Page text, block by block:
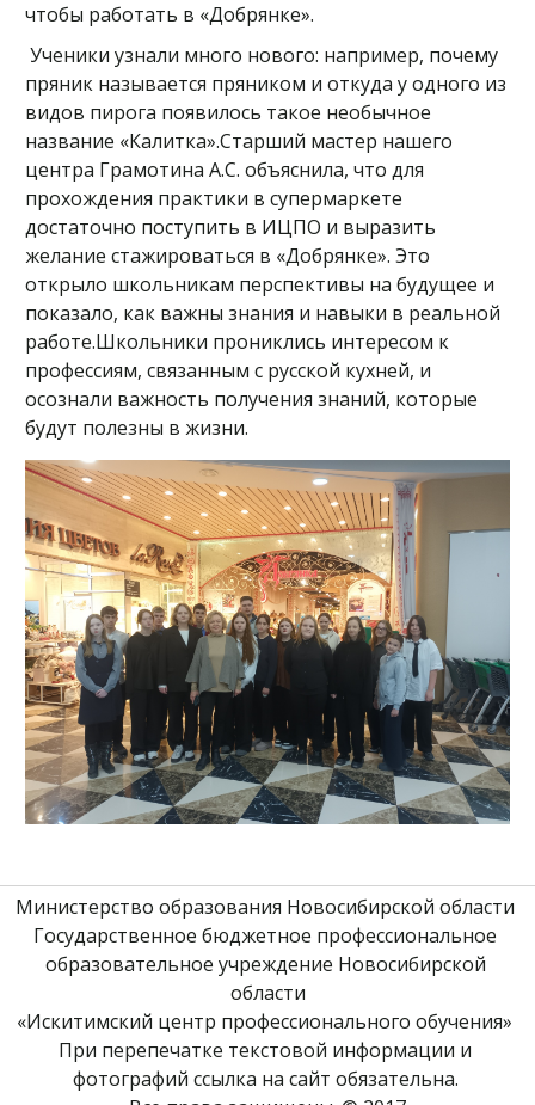
чтобы работать в «Добрянке».
Ученики узнали много нового: например, почему
пряник называется пряником и откуда у одного из
видов пирога появилось такое необычное
название «Калитка».Старший мастер нашего
центра Грамотина А.С. объяснила, что для
прохождения практики в супермаркете
достаточно поступить в ИЦПО и выразить
желание стажироваться в «Добрянке». Это
открыло школьникам перспективы на будущее и
показало, как важны знания и навыки в реальной
работе.Школьники прониклись интересом к
профессиям, связанным с русской кухней, и
осознали важность получения знаний, которые
будут полезны в жизни.
Министерство образования Новосибирской области
Государственное бюджетное профессиональное
образовательное учреждение Новосибирской
области
«Искитимский центр профессионального обучения»
При перепечатке текстовой информации и
фотографий ссылка на сайт обязательна.